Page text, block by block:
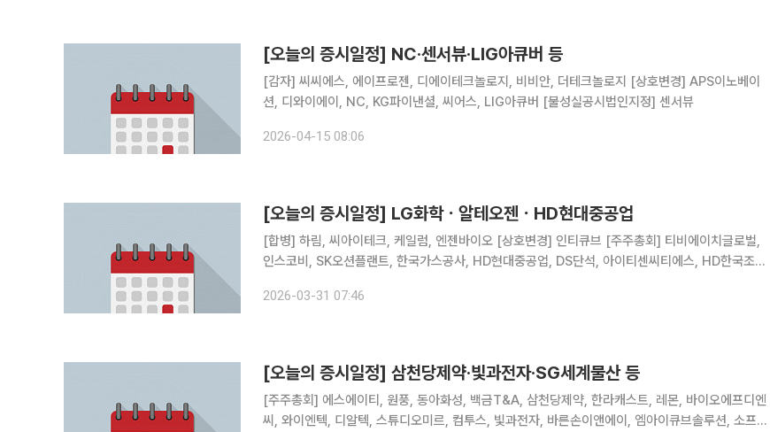
[오늘의 증시일정] NC·센서뷰·LIG아큐버 등
[감자] 씨씨에스, 에이프로젠, 디에이테크놀로지, 비비안, 더테크놀로지 [상호변경] APS이노베이
션, 디와이에이, NC, KG파이낸셜, 씨어스, LIG아큐버 [불성실공시법인지정] 센서뷰
2026-04-15 08:06
[오늘의 증시일정] LG화학ㆍ알테오젠ㆍHD현대중공업
[합병] 하림, 씨아이테크, 케일럼, 엔젠바이오 [상호변경] 인티큐브 [주주총회] 티비에이치글로벌,
인스코비, SK오션플랜트, 한국가스공사, HD현대중공업, DS단석, 아이티센씨티에스, HD한국조선
풀무원, 태경산업, 강원랜드, 영흥, 황금에스
2026-03-31 07:46
[오늘의 증시일정] 삼천당제약·빛과전자·SG세계물산 등
[주주총회] 에스에이티, 원풍, 동아화성, 백금T&A, 삼천당제약, 한라캐스트, 레몬, 바이오에프디엔
씨, 와이엔텍, 디알텍, 스튜디오미르, 컴투스, 빛과전자, 바른손이앤에이, 엠아이큐브솔루션, 소프트